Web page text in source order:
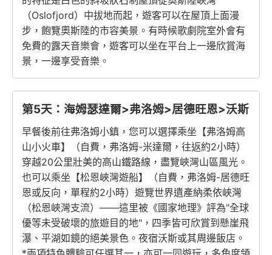
（Oslofjord）中拔地而起，遊客可以在屋頂上面漫
步，飽覽奧斯陸的市容美景。有時候歌劇院室外會有
免費的露天音樂會，遊客可以坐在平台上一邊欣賞海
景，一邊享受音樂。
第5天：海姆瑟達爾>弗洛姆>居德旺恩>沃斯
早餐後前往弗洛姆小鎮，您可以選擇乘坐【弗洛姆高
山小火車】（自費，弗洛姆-米達爾，往返約2小時）
穿越20公里壯美的高山鐵路線，盡覽峽灣山區風光。
也可以乘坐【松恩峽灣遊船】（自費，弗洛姆-居德旺
恩或反向，單程約2小時）遊覽世界遺產納柔依峽灣
（松恩峽灣支流）——這里被《國家地理》評為"全球
優等未受破壞的旅遊目的地"，四季皆可欣賞到懸崖飛
瀑、平湖如鏡的絕美景色。夜宿沃斯或其周邊飯店。